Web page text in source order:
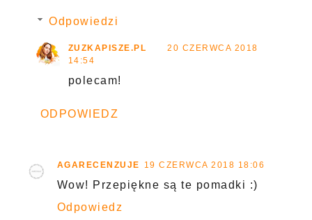
Odpowiedzi
ZUZKAPISZE.PL
20 CZERWCA 2018
14:54
polecam!
ODPOWIEDZ
AGARECENZUJE 19 CZERWCA 2018 18:06
Wow! Przepiękne są te pomadki :)
Odpowiedz